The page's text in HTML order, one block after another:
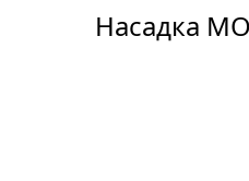
Губки и
Насадка